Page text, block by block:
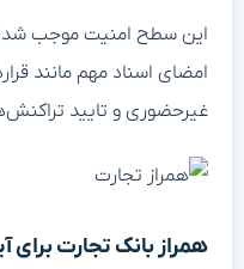
این سطح امنیت موجب
امضای اسناد مهم مانند
غیرحضوری و تایید
همراز بانک تجارت برای